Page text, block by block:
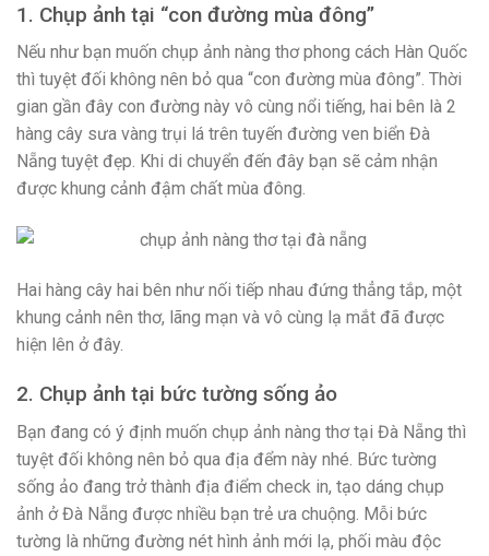
1. Chụp ảnh tại “con đường mùa đông”
Nếu như bạn muốn chụp ảnh nàng thơ phong cách Hàn Quốc
thì tuyệt đối không nên bỏ qua “con đường mùa đông”. Thời
gian gần đây con đường này vô cùng nổi tiếng, hai bên là 2
hàng cây sưa vàng trụi lá trên tuyến đường ven biển Đà
Nẵng tuyệt đẹp. Khi di chuyển đến đây bạn sẽ cảm nhận
được khung cảnh đậm chất mùa đông.
Hai hàng cây hai bên như nối tiếp nhau đứng thẳng tắp, một
khung cảnh nên thơ, lãng mạn và vô cùng lạ mắt đã được
hiện lên ở đây.
2. Chụp ảnh tại bức tường sống ảo
Bạn đang có ý định muốn chụp ảnh nàng thơ tại Đà Nẵng thì
tuyệt đối không nên bỏ qua địa đểm này nhé. Bức tường
sống ảo đang trở thành địa điểm check in, tạo dáng chụp
ảnh ở Đà Nẵng được nhiều bạn trẻ ưa chuộng. Mỗi bức
tường là những đường nét hình ảnh mới lạ, phối màu độc